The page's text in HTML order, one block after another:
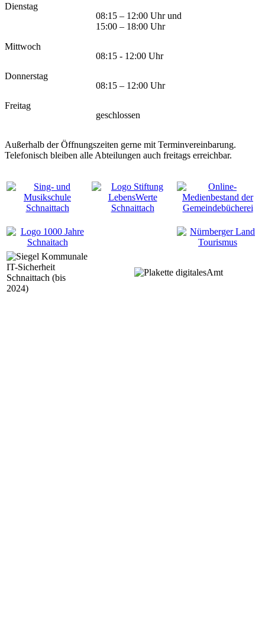
Dienstag
08:15 – 12:00 Uhr und
15:00 – 18:00 Uhr
Mittwoch
08:15 - 12:00 Uhr
Donnerstag
08:15 – 12:00 Uhr
Freitag
geschlossen
Außerhalb der Öffnungszeiten gerne mit Terminvereinbarung.
Telefonisch bleiben alle Abteilungen auch freitags erreichbar.